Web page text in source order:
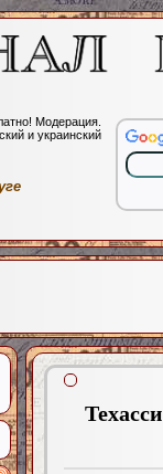
Модерация.
и украинский